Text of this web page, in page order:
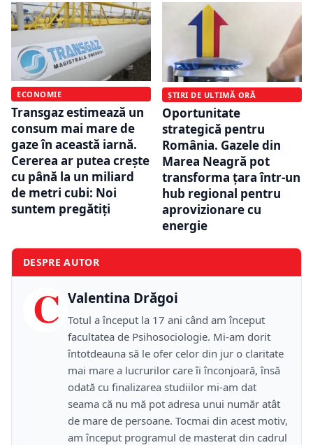
ECONOMIE
Transgaz estimează un
consum mai mare de
gaze în această iarnă.
Cererea ar putea crește
cu până la un miliard
de metri cubi: Noi
suntem pregătiți
ȘTIRI DE ULTIMĂ ORĂ
Oportunitate
strategică pentru
România. Gazele din
Marea Neagră pot
transforma țara într-un
hub regional pentru
aprovizionare cu
energie
DESPRE AUTOR
C Valentina Drăgoi
Totul a început la 17 ani când am început
facultatea de Psihosociologie. Mi-am dorit
întotdeauna să le ofer celor din jur o claritate
mai mare a lucrurilor care îi înconjoară, însă
odată cu finalizarea studiilor mi-am dat
seama că nu mă pot adresa unui număr atât
de mare de persoane. Tocmai din acest motiv,
am început programul de masterat din cadrul